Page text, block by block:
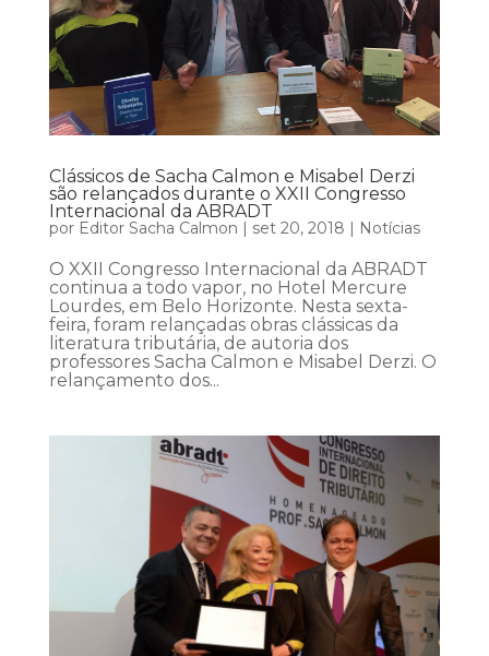
Clássicos de Sacha Calmon e Misabel Derzi
são relançados durante o XXII Congresso
Internacional da ABRADT
por Editor Sacha Calmon | set 20, 2018 | Notícias
O XXII Congresso Internacional da ABRADT
continua a todo vapor, no Hotel Mercure
Lourdes, em Belo Horizonte. Nesta sexta-
feira, foram relançadas obras clássicas da
literatura tributária, de autoria dos
professores Sacha Calmon e Misabel Derzi. O
relançamento dos...